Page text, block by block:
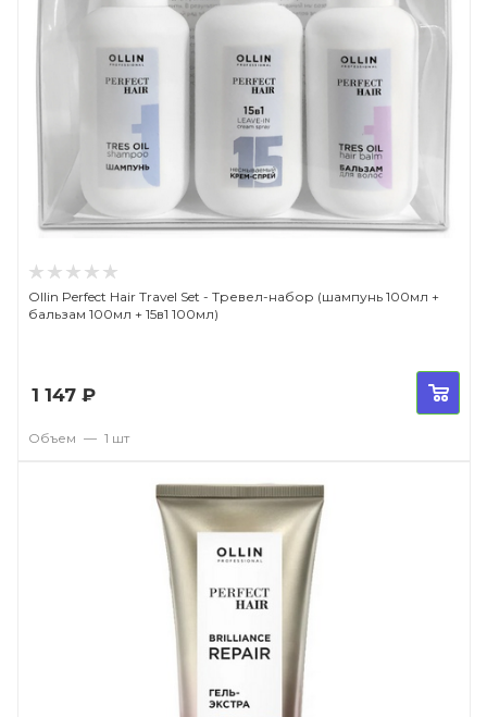
Ollin Perfect Hair Travel Set - Тревел-набор (шампунь 100мл +
бальзам 100мл + 15в1 100мл)
1 147 ₽
Объем — 1 шт